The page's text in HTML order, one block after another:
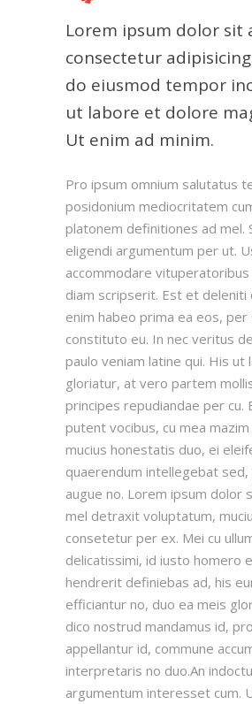
Lorem ipsum dolor sit
consectetur
do eiusmod tempor
ut labore et dolore
Ut enim ad minim.
Pro ipsum omnium salutatus
posidonium mediocritatem
platonem definitiones ad mel.
eligendi argumentum per ut.
accommodare vituperatoribus
diam scripserit. Est et deleniti
enim habeo prima ea eos, per
constituto eu. In nec veritus
paulo veniam latine qui. His ut
gloriatur, at vero partem
principes repudiandae per cu.
putent vocibus, cu mea
mucius honestatis duo, ei
quaerendum intellegebat
augue no. Lorem ipsum dolor
mel detraxit voluptatum,
consetetur per ex. Mei cu
delicatissimi, id iusto homero
hendrerit definiebas ad, his
efficiantur no, duo ea meis
dico nostrud mandamus id,
appellantur id, commune
interpretaris no duo.An
argumentum interesset cum.